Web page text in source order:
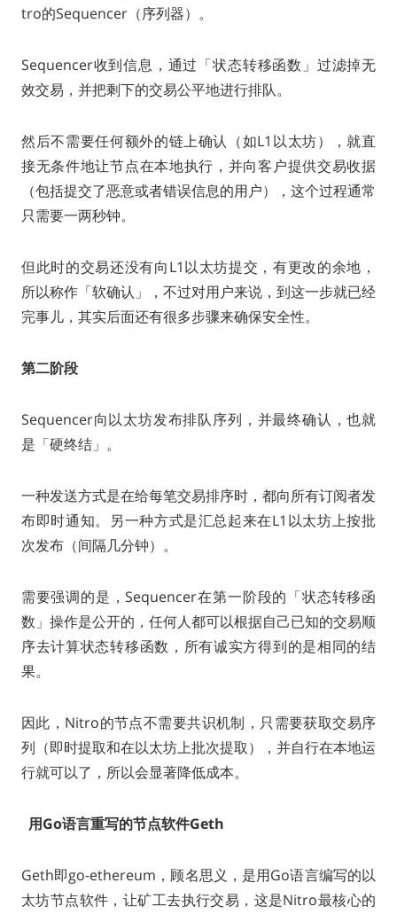
tro的Sequencer（序列器）。
Sequencer收到信息，通过「状态转移函数」过滤掉无
效交易，并把剩下的交易公平地进行排队。
然后不需要任何额外的链上确认（如L1以太坊），就直
接无条件地让节点在本地执行，并向客户提供交易收据
（包括提交了恶意或者错误信息的用户），这个过程通常
只需要一两秒钟。
但此时的交易还没有向L1以太坊提交，有更改的余地，
所以称作「软确认」，不过对用户来说，到这一步就已经
完事儿，其实后面还有很多步骤来确保安全性。
第二阶段
Sequencer向以太坊发布排队序列，并最终确认，也就
是「硬终结」。
一种发送方式是在给每笔交易排序时，都向所有订阅者发
布即时通知。另一种方式是汇总起来在L1以太坊上按批
次发布（间隔几分钟）。
需要强调的是，Sequencer在第一阶段的「状态转移函
数」操作是公开的，任何人都可以根据自己已知的交易顺
序去计算状态转移函数，所有诚实方得到的是相同的结
果。
因此，Nitro的节点不需要共识机制，只需要获取交易序
列（即时提取和在以太坊上批次提取），并自行在本地运
行就可以了，所以会显著降低成本。
用Go语言重写的节点软件Geth
Geth即go-ethereum，顾名思义，是用Go语言编写的以
太坊节点软件，让矿工去执行交易，这是Nitro最核心的